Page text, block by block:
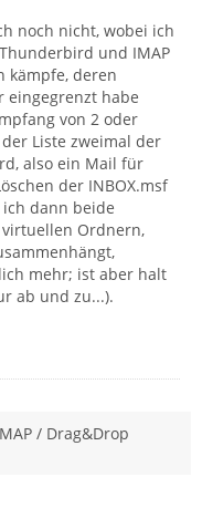
noch nicht, wobei ich
und IMAP
kämpfe, deren
eingegrenzt habe
von 2 oder
Liste zweimal der
also ein Mail für
der INBOX.msf
dann beide
Ordnern,
mehr; ist aber halt
ab und zu...).
/ Drag&Drop